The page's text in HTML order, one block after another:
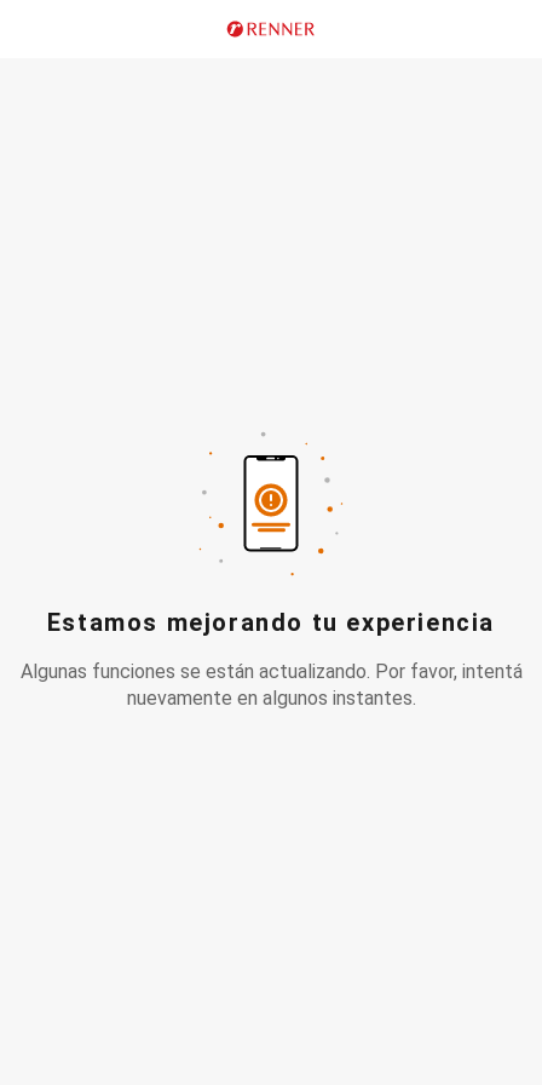
Estamos mejorando tu experiencia
Algunas funciones se están actualizando. Por favor, intentá
nuevamente en algunos instantes.